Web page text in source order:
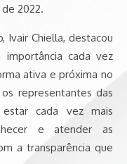
2022.
Ivair Chiella, destacou
cada vez
ativa e próxima no
representantes das
estar cada vez mais
e atender as
a transparência que